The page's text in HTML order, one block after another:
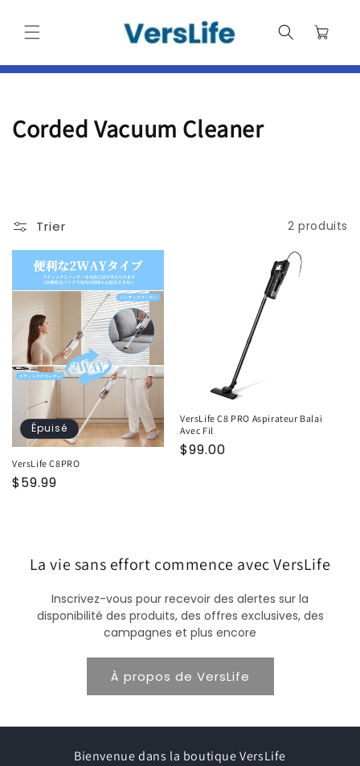
au
Panier
C
l
e
c
t
o
:
Corded Vacuum Cleaner
Trier 2 produits
Épuisé
VersLife C8PRO
Prix
$59.99
VersLife C8 PRO Aspirateur Balai
Avec Fil
Prix
$99.00
La vie sans effort commence avec VersLife
Inscrivez-vous pour recevoir des alertes sur la
disponibilité des produits, des offres exclusives, des
campagnes et plus encore
À propos de VersLife
Bienvenue dans la boutique VersLife